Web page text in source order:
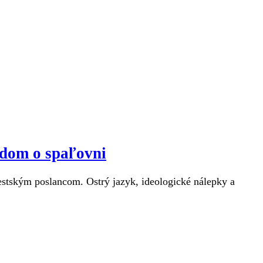
o spaľovni
poslancom. Ostrý jazyk, ideologické nálepky a